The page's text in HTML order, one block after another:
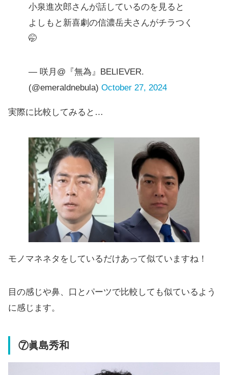
小泉進次郎さんが話しているのを見ると
よしもと新喜劇の信濃岳夫さんがチラつく
🤭
— 咲月@『無為』BELIEVER.
(@emeraldnebula) October 27, 2024
実際に比較してみると…
モノマネネタをしているだけあって似ていますね！
目の感じや鼻、口とパーツで比較しても似ているよう
に感じます。
⑦眞島秀和